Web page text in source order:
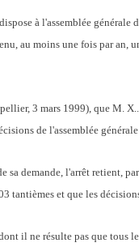
à l'assemblée générale
au moins une fois par an,
3 mars 1999), que M.
de l'assemblée
sa demande, l'arrêt retient,
tantièmes et que les
il ne résulte pas que tous